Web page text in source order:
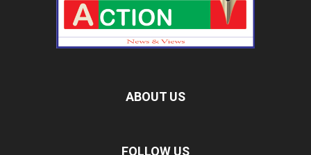
ABOUT US
FOLLOW US